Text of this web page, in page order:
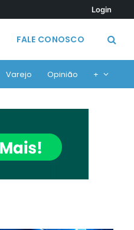
Login
FALE CONOSCO
Varejo Opinião +